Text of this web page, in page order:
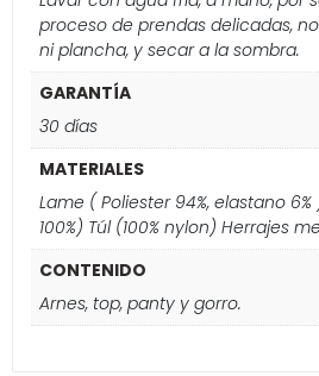
proceso de prendas delicadas,
ni plancha, y secar a la sombra.
GARANTÍA
30 días
MATERIALES
Lame ( Poliester 94%, elastano
100%) Túl (100% nylon) Herrajes
CONTENIDO
Arnes, top, panty y gorro.